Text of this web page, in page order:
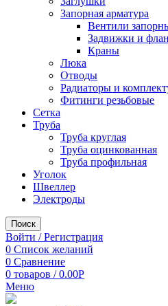
Запорная арматура
Вентили
Задвижки и
Краны
Люка
Отводы
Радиаторы и
Фитинги резьбовые
Сетка
Труба
Труба круглая
Труба оцинкованная
Труба профильная
Уголок
Швеллер
Электроды
Поиск
Войти / Регистрация
0 Список желаний
0 Сравнение
0 товаров / 0.00Р
Меню